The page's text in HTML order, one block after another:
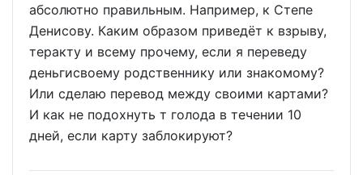
абсолютно правильным. Например, к Степе
Денисову. Каким образом приведёт к взрыву,
теракту и всему прочему, если я переведу
деньгисвоему родственнику или знакомому?
Или сделаю перевод между своими картами?
И как не подохнуть т голода в течении 10
дней, если карту заблокируют?